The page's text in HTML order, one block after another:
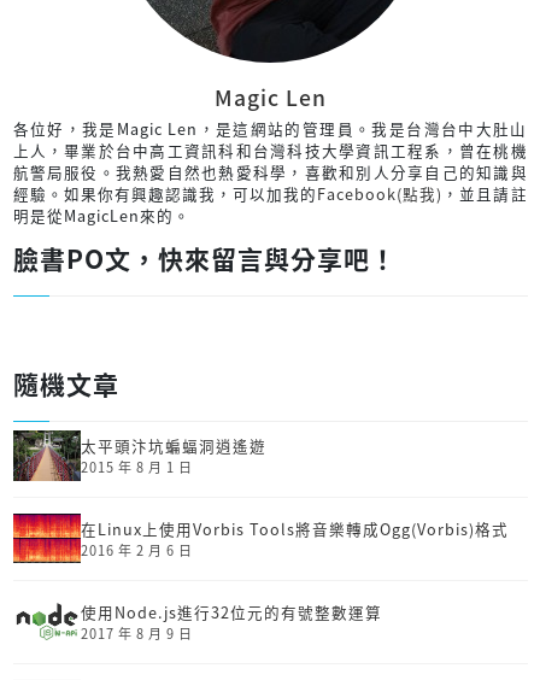
Magic Len
各位好，我是Magic Len，是這網站的管理員。我是台灣台中大肚山
上人，畢業於台中高工資訊科和台灣科技大學資訊工程系，曾在桃機
航警局服役。我熱愛自然也熱愛科學，喜歡和別人分享自己的知識與
經驗。如果你有興趣認識我，可以加我的Facebook(點我) ，並且請註
明是從MagicLen來的。
臉書PO文，快來留言與分享吧！
隨機文章
太平頭汴坑蝙蝠洞逍遙遊
2015 年 8 月 1 日
在Linux上使用Vorbis Tools將音樂轉成Ogg(Vorbis)格式
2016 年 2 月 6 日
使用Node.js進行32位元的有號整數運算
2017 年 8 月 9 日